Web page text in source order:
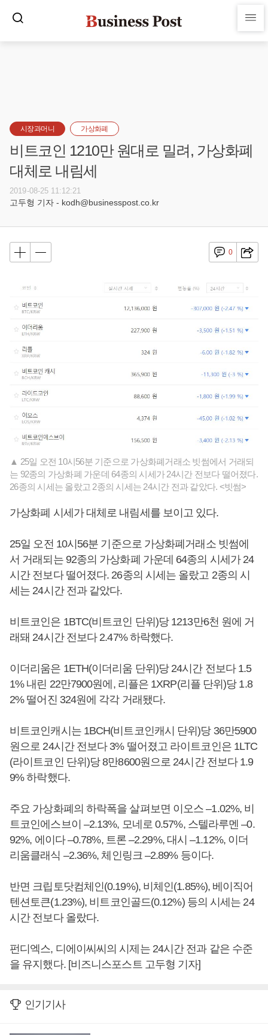
시장과머니 가상화폐
비트코인 1210만 원대로 밀려, 가상화폐
대체로 내림세
2019-08-25 11:12:21
고두형 기자 - kodh@businesspost.co.kr
0
▲ 25일 오전 10시56분 기준으로 가상화폐거래소 빗썸에서 거래되
는 92종의 가상화폐 가운데 64종의 시세가 24시간 전보다 떨어졌다.
26종의 시세는 올랐고 2종의 시세는 24시간 전과 같았다. <빗썸>
가상화폐 시세가 대체로 내림세를 보이고 있다.
25일 오전 10시56분 기준으로 가상화폐거래소 빗썸에
서 거래되는 92종의 가상화폐 가운데 64종의 시세가 24
시간 전보다 떨어졌다. 26종의 시세는 올랐고 2종의 시
세는 24시간 전과 같았다.
비트코인은 1BTC(비트코인 단위)당 1213만6천 원에 거
래돼 24시간 전보다 2.47% 하락했다.
이더리움은 1ETH(이더리움 단위)당 24시간 전보다 1.5
1% 내린 22만7900원에, 리플은 1XRP(리플 단위)당 1.8
2% 떨어진 324원에 각각 거래됐다.
비트코인캐시는 1BCH(비트코인캐시 단위)당 36만5900
원으로 24시간 전보다 3% 떨어졌고 라이트코인은 1LTC
(라이트코인 단위)당 8만8600원으로 24시간 전보다 1.9
9% 하락했다.
주요 가상화폐의 하락폭을 살펴보면 이오스 –1.02%, 비
트코인에스브이 –2.13%, 모네로 0.57%, 스텔라루멘 –0.
92%, 에이다 –0.78%, 트론 –2.29%, 대시 –1.12%, 이더
리움클래식 –2.36%, 체인링크 –2.89% 등이다.
반면 크립토닷컴체인(0.19%), 비체인(1.85%), 베이직어
텐션토큰(1.23%), 비트코인골드(0.12%) 등의 시세는 24
시간 전보다 올랐다.
펀디엑스, 디에이씨씨의 시제는 24시간 전과 같은 수준
을 유지했다. [비즈니스포스트 고두형 기자]
인기기사